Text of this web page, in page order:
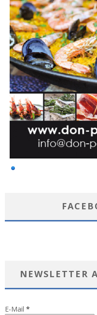
NEWSLETTER
E-Mail *